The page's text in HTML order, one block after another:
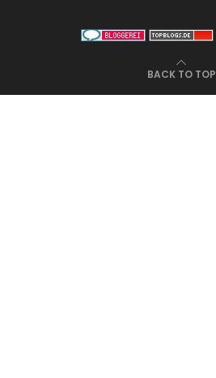
BACK TO TOP